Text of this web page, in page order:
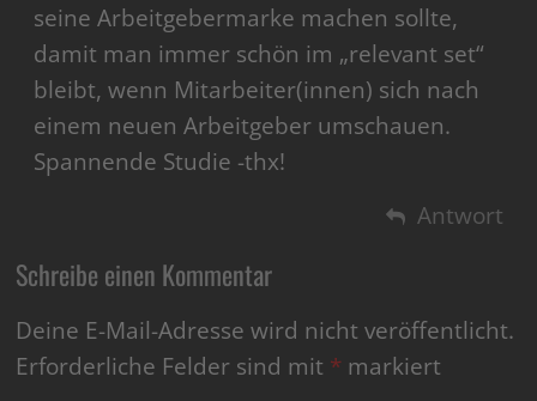
seine Arbeitgebermarke machen sollte,
damit man immer schön im „relevant set“
bleibt, wenn Mitarbeiter(innen) sich nach
einem neuen Arbeitgeber umschauen.
Spannende Studie -thx!
Antwort
Schreibe einen Kommentar
Deine E-Mail-Adresse wird nicht veröffentlicht.
Erforderliche Felder sind mit * markiert